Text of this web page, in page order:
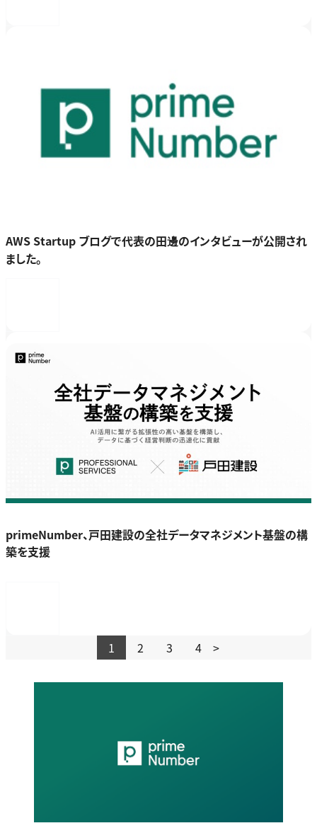
AWS Startup ブログで代表の田邊のインタビューが公開され
ました。
primeNumber、戸田建設の全社データマネジメント基盤の構
築を支援
1 2 3 4 >